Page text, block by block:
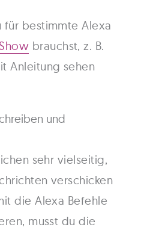
für bestimmte Alexa
brauchst, z. B.
Anleitung sehen
und
sehr vielseitig,
verschicken
die Alexa Befehle
musst du die